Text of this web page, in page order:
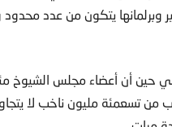
وبرلمانها يتكون من عدد
في حين أن أعضاء مجلس الشيوخ